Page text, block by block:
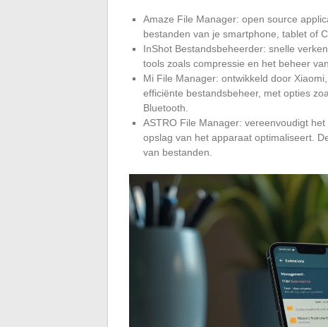
Amaze File Manager: open source
bestanden van je smartphone, tablet of
InShot Bestandsbeheerder: snelle
tools zoals compressie en het beheer
Mi File Manager: ontwikkeld door
efficiënte bestandsbeheer, met opties
Bluetooth.
ASTRO File Manager: vereenvoudigt
opslag van het apparaat optimaliseert.
van bestanden.